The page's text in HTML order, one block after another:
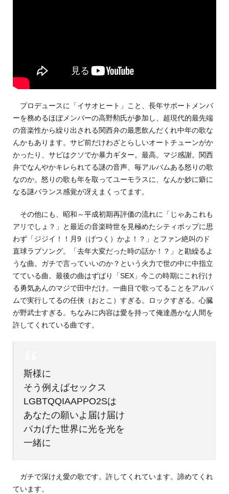
プロデュースに「イサオヒート」こと、長年サポートメンバ
ーを務めるほぼメンバーの高野勲氏が参加し、超現代的最先端
の音楽性から繰り出される関西弁の最悪飲んだくれ中年の歌な
んかもあります。サビ前だけわざとらしいオートチューンがか
かったり、サビはクソでか暴力ギター。最高。マジ感謝。関西
弁でなんやかキレられてる謎の音声、毎アルバムある怒りの歌
なのか。怒りの歌も年を取ってユーモラスに、なんか妙に癖に
なる謎バランス感覚が冴えまくってます。
その他にも、昭和～平成初期再評価の流れに「じゃあこれも
アリでしょ？」と最近の音楽時世を見極めたシティポップに思
わず「ジジイ！！月9（げつく）かよ！？」とファン絶叫のド
直球ラブソング。「去年大変だった時の話か！？」と勘繰るよ
うな曲。ガチで言っていいのか？という火力で世の中に中指立
てている曲。最後の曲はずばり「SEX」今この時期にこれ行け
る勇気あんのマジで田中だけ。一曲目で歌ってることをアルバ
ムで実行してるの任侠（おとこ）すぎる。ロックすぎる。心臓
が野武士すぎる。ちなみに内容は愛を持って俺達愚かな人間を
許してくれている曲です。
斯様に
そう例えばセックス
LGBTQQIAAPPO2Sは
あなたの願いよ届け届け
バカげた世界に光を光を
一緒に
ガチで深けえ愛の歌です。許してくれています。諦めてくれ
ています。